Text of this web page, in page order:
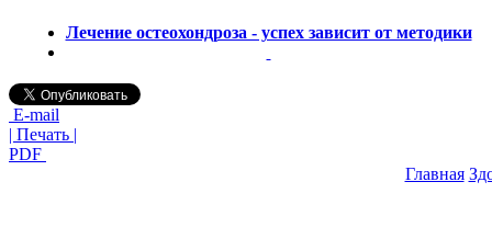
Лечение остеохондроза - успех зависит от методики
E-mail
| Печать |
PDF
Главная